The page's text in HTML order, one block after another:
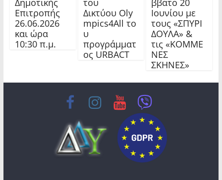
Επιτροπής
26.06.2026
και ώρα
10:30 π.μ.
Δικτύου Oly
mpics4All το
υ
προγράμματ
ος URBACT
Ιουνίου με
τους «ΣΠΥΡΙ
ΔΟΥΛΑ» &
τις «ΚΟΜΜΕ
ΝΕΣ
ΣΚΗΝΕΣ»